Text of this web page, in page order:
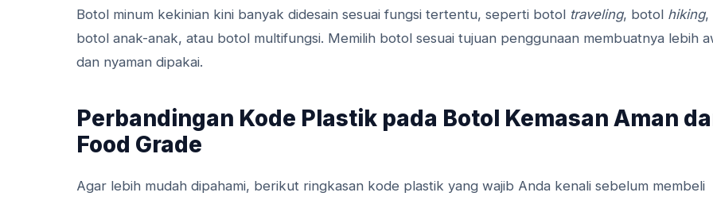
Botol minum kekinian kini banyak didesain sesuai fungsi tertentu, seperti botol traveling, botol hiking,
botol anak-anak, atau botol multifungsi. Memilih botol sesuai tujuan penggunaan membuatnya lebih
dan nyaman dipakai.
Perbandingan Kode Plastik pada Botol Kemasan Aman
Food Grade
Agar lebih mudah dipahami, berikut ringkasan kode plastik yang wajib Anda kenali sebelum membeli